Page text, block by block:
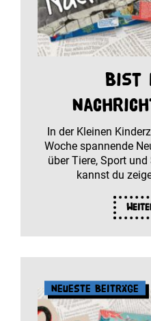
Bist
In der Kleinen
Woche spannende
über Tiere, Sport
kannst du
Neueste Beiträge